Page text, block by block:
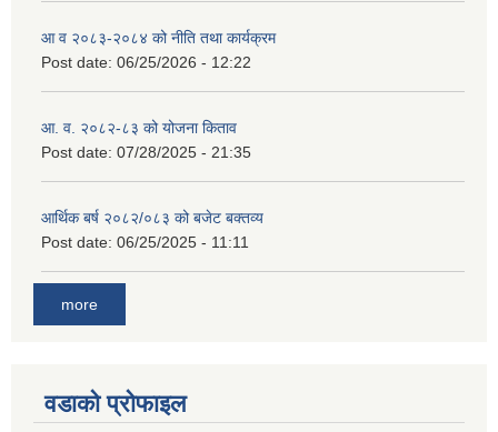
आ व २०८३-२०८४ को नीति तथा कार्यक्रम
Post date: 06/25/2026 - 12:22
आ. व. २०८२-८३ को योजना किताव
Post date: 07/28/2025 - 21:35
आर्थिक बर्ष २०८२/०८३ को बजेट बक्तव्य
Post date: 06/25/2025 - 11:11
more
वडाको प्रोफाइल